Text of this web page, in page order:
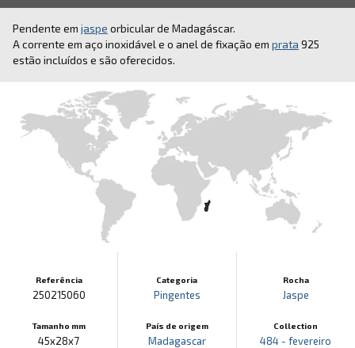
Pendente em jaspe orbicular de Madagáscar.
A corrente em aço inoxidável e o anel de fixação em prata 925
estão incluídos e são oferecidos.
Referência
250215060
Tamanho mm
45x28x7
Categoria
Pingentes
País de origem
Madagascar
Rocha
Jaspe
Collection
484 - fevereiro